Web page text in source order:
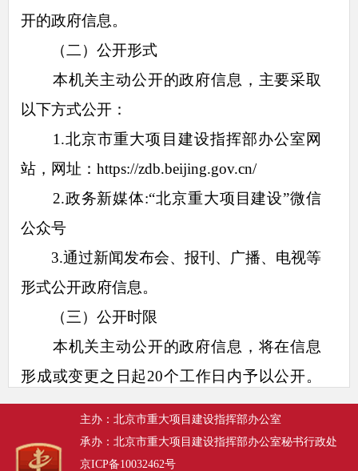
开的政府信息。
（二）公开形式
本机关主动公开的政府信息，主要采取
以下方式公开：
1.北京市重大项目建设指挥部办公室网
站，网址：https://zdb.beijing.gov.cn/
2.政务新媒体:“北京重大项目建设”微信
公众号
3.通过新闻发布会、报刊、广播、电视等
形式公开政府信息。
（三）公开时限
本机关主动公开的政府信息，将在信息
形成或变更之日起20个工作日内予以公开。
法律、法规对政府信息公开的期限另有规定
的，从其规定。
二、依申请公开
主办：北京市重大项目建设指挥部办公室
承办：北京市重大项目建设指挥部办公室秘书行政处
京ICP备10032462号